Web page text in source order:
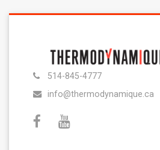
514-845-4777
info@thermodynamique.ca